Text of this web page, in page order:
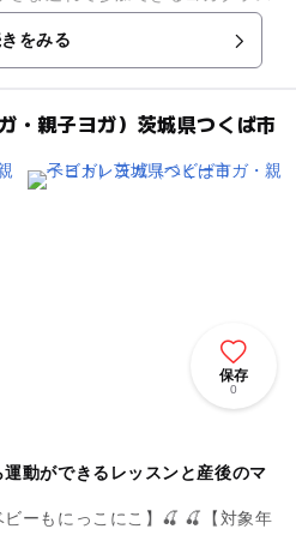
ヨガ ・服の上からの子どもマッ
をみる
・親子ヨガ）茨城県つくば市
保存
0
動ができるレッスンと産後のマ
っこにこ】🍒 🍒【対象年